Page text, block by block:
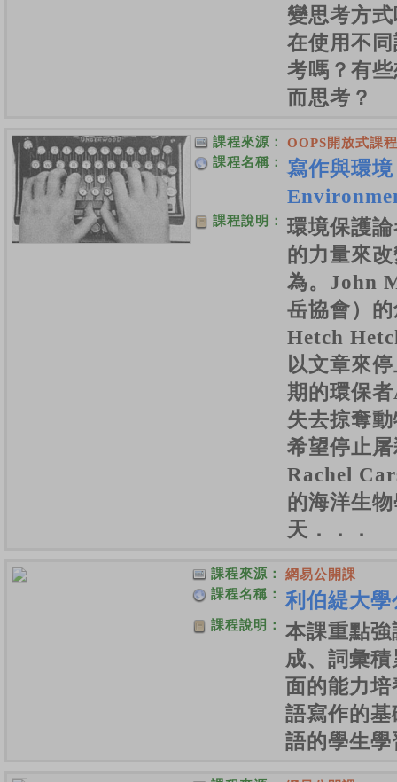
變思考方
在使用不
考嗎？有
而思考？
課程來源：
OOPS開放式課
課程名稱：
寫作與環
課程說明：
環境保護
的力量來
為。John
岳協會）
Hetch
以文章來
期的環保
失去掠奪
希望停止
Rachel
的海洋生
天．．．
課程來源：
網易公開課
課程名稱：
利伯緹大
課程說明：
本課重點
成、詞彙
面的能力
語寫作的
語的學生學